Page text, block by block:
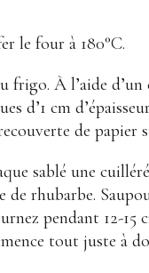
le four à 180°C.
frigo. À l’aide d’un
d’1 cm
de papier
sablé une
de rhubarbe.
pendant 12-15
tout juste à